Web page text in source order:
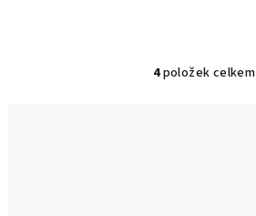
O
4položek celkem